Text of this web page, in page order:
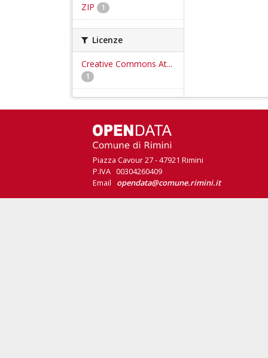
ZIP 1
Licenze
Creative Commons At...
1
Piazza Cavour 27 - 47921 Rimini
P.IVA 00304260409
Email opendata@comune.rimini.it